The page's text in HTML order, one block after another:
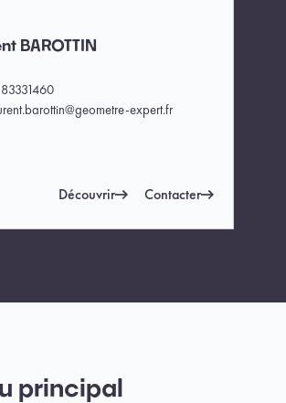
BAROTTIN
expert.fr
Découvrir Contacter
principal